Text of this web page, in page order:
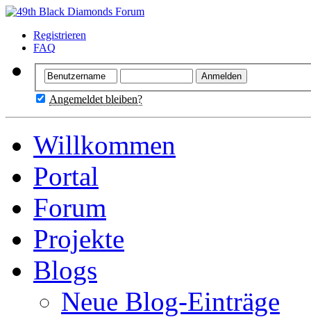
Registrieren
FAQ
Angemeldet bleiben?
Willkommen
Portal
Forum
Projekte
Blogs
Neue Blog-Einträge